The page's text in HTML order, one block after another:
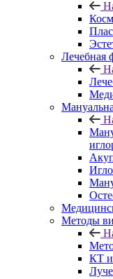
Лечебная
Методы
КТ и